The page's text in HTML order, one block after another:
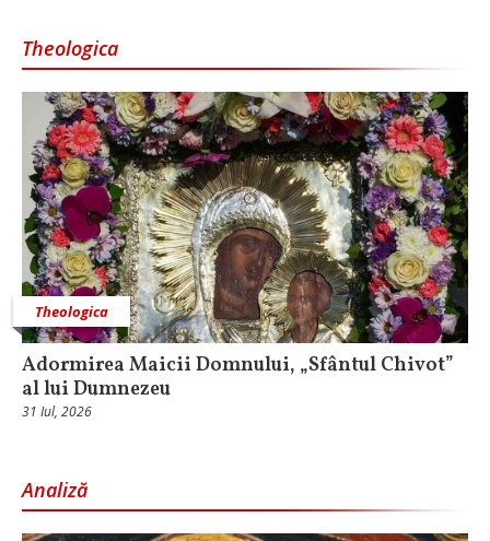
Theologica
Theologica
Adormirea Maicii Domnului, „Sfântul Chivot”
al lui Dumnezeu
31 Iul, 2026
Analiză